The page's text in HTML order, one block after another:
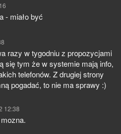
- miało być
razy w tygodniu z propozycjami
się tym że w systemie mają info,
telefonów. Z drugiej strony
pogadać, to nie ma sprawy :)
12:38